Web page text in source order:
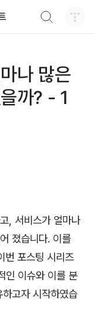
나 많은
까? - 1
, 서비스가 얼마나
졌습니다. 이를
번 포스팅 시리즈
인 이슈와 이를 분
고자 시작하였습